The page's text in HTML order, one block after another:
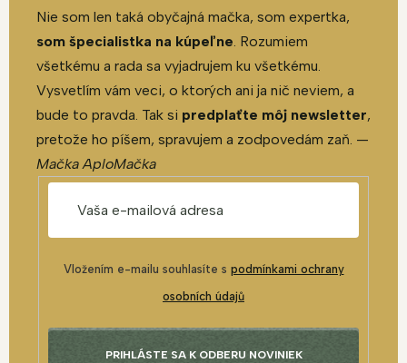
Nie som len taká obyčajná mačka, som expertka,
som špecialistka na kúpeľne. Rozumiem
všetkému a rada sa vyjadrujem ku všetkému.
Vysvetlím vám veci, o ktorých ani ja nič neviem, a
bude to pravda. Tak si predplaťte môj newsletter,
pretože ho píšem, spravujem a zodpovedám zaň. —
Mačka AploMačka
Vložením e-mailu souhlasíte s podmínkami ochrany
osobních údajů
PRIHLÁSTE SA K ODBERU NOVINIEK